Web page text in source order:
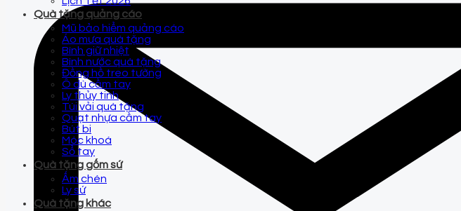
Quà tặng quảng cáo
Mũ bảo hiểm quảng cáo
Áo mưa quà tặng
Bình giữ nhiệt
Bình nước quà tặng
Đồng hồ treo tường
Ô dù cầm tay
Ly thủy tinh
Túi vải quà tặng
Quạt nhựa cầm tay
Bút bi
Móc khoá
Sổ tay
Quà tặng gốm sứ
Ấm chén
Ly sứ
Quà tặng khác